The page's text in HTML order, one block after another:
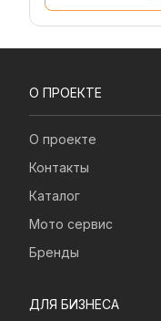
О ПРОЕКТЕ
О проекте
Контакты
Каталог
Мото сервис
Бренды
ДЛЯ БИЗНЕСА